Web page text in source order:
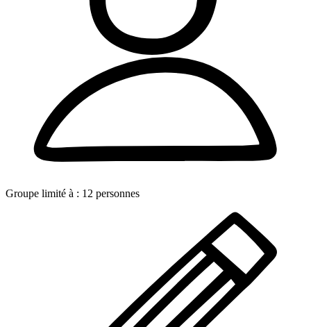
Groupe limité à : 12 personnes